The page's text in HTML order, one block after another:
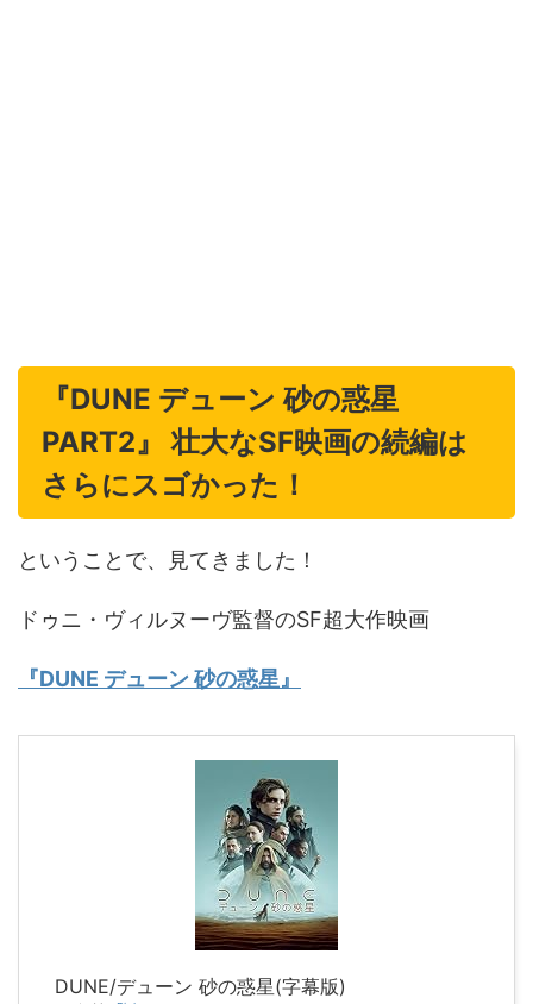
『DUNE デューン 砂の惑星
PART2』 壮大なSF映画の続編は
さらにスゴかった！
ということで、見てきました！
ドゥニ・ヴィルヌーヴ監督のSF超大作映画
『DUNE デューン 砂の惑星』
DUNE/デューン 砂の惑星(字幕版)